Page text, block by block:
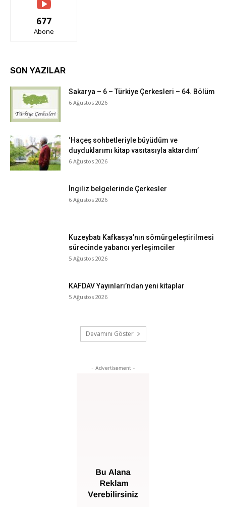
677
Abone
SON YAZILAR
Sakarya – 6 – Türkiye Çerkesleri – 64. Bölüm
6 Ağustos 2026
‘Haçeş sohbetleriyle büyüdüm ve
duyduklarımı kitap vasıtasıyla aktardım’
6 Ağustos 2026
İngiliz belgelerinde Çerkesler
6 Ağustos 2026
Kuzeybatı Kafkasya’nın sömürgeleştirilmesi
sürecinde yabancı yerleşimciler
5 Ağustos 2026
KAFDAV Yayınları’ndan yeni kitaplar
5 Ağustos 2026
Devamını Göster
- Advertisement -